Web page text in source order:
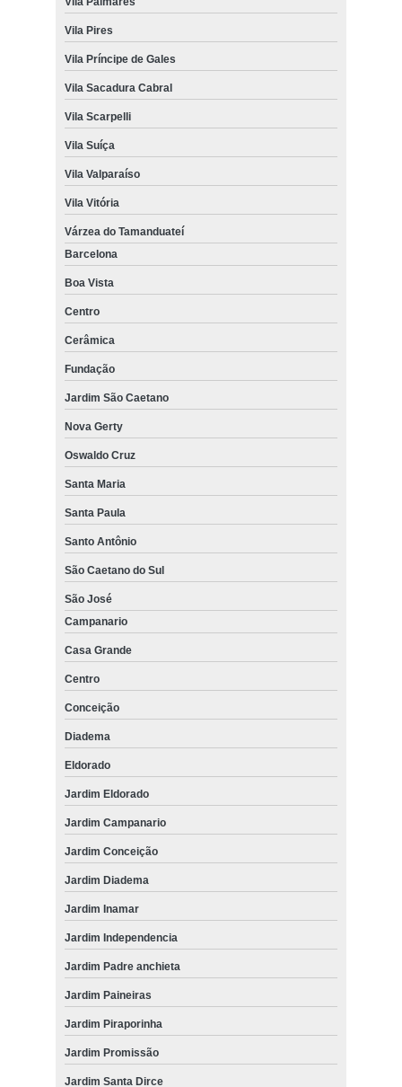
Vila Pires
Vila Príncipe de Gales
Vila Sacadura Cabral
Vila Scarpelli
Vila Suíça
Vila Valparaíso
Vila Vitória
Várzea do Tamanduateí
Barcelona
Boa Vista
Centro
Cerâmica
Fundação
Jardim São Caetano
Nova Gerty
Oswaldo Cruz
Santa Maria
Santa Paula
Santo Antônio
São Caetano do Sul
São José
Campanario
Casa Grande
Centro
Conceição
Diadema
Eldorado
Jardim Eldorado
Jardim Campanario
Jardim Conceição
Jardim Diadema
Jardim Inamar
Jardim Independencia
Jardim Padre anchieta
Jardim Paineiras
Jardim Piraporinha
Jardim Promissão
Jardim Santa Dirce